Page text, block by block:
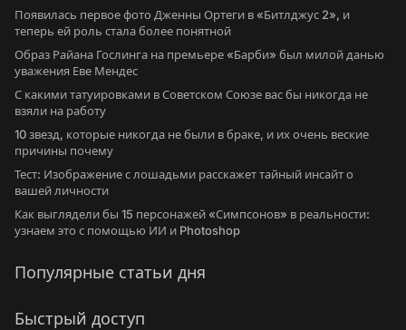
Появилась первое фото Дженны Ортеги в «Битлджус 2», и
теперь ей роль стала более понятной
Образ Райана Гослинга на премьере «Барби» был милой данью
уважения Еве Мендес
С какими татуировками в Советском Союзе вас бы никогда не
взяли на работу
10 звезд, которые никогда не были в браке, и их очень веские
причины почему
Тест: Изображение с лошадьми расскажет тайный инсайт о
вашей личности
Как выглядели бы 15 персонажей «Симпсонов» в реальности:
узнаем это с помощью ИИ и Photoshop
Популярные статьи дня
Быстрый доступ